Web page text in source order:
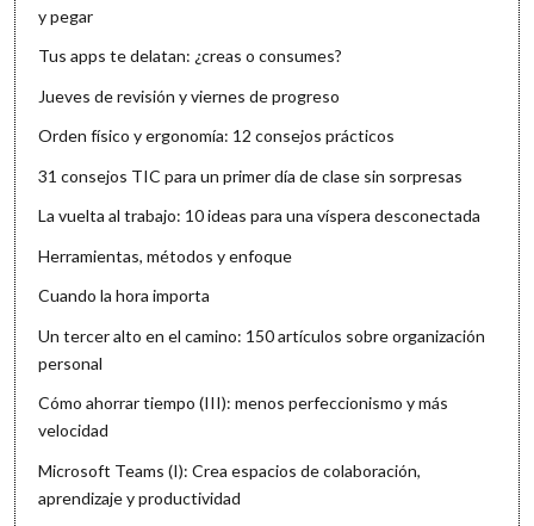
y pegar
Tus apps te delatan: ¿creas o consumes?
Jueves de revisión y viernes de progreso
Orden físico y ergonomía: 12 consejos prácticos
31 consejos TIC para un primer día de clase sin sorpresas
La vuelta al trabajo: 10 ideas para una víspera desconectada
Herramientas, métodos y enfoque
Cuando la hora importa
Un tercer alto en el camino: 150 artículos sobre organización
personal
Cómo ahorrar tiempo (III): menos perfeccionismo y más
velocidad
Microsoft Teams (I): Crea espacios de colaboración,
aprendizaje y productividad